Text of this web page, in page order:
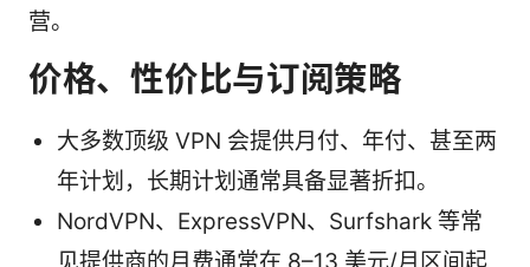
营。
价格、性价比与订阅策略
大多数顶级 VPN 会提供月付、年付、甚至两
年计划，长期计划通常具备显著折扣。
NordVPN、ExpressVPN、Surfshark 等常
见提供商的月费通常在 8–13 美元/月区间起